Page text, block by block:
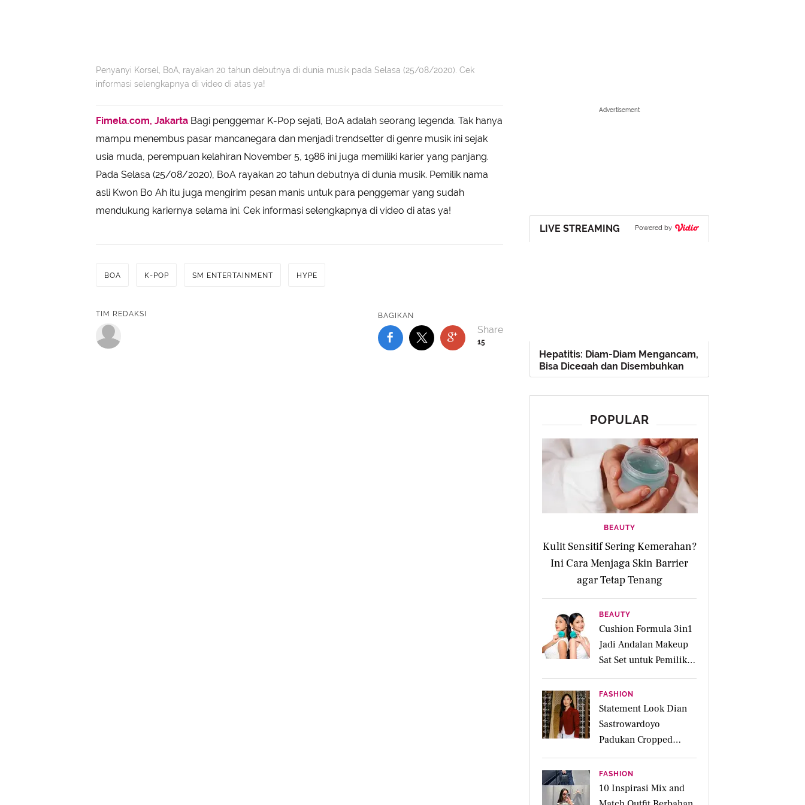
Penyanyi Korsel, BoA, rayakan 20 tahun debutnya di dunia musik pada Selasa (25/08/2020). Cek
informasi selengkapnya di video di atas ya!
Fimela.com, Jakarta Bagi penggemar K-Pop sejati, BoA adalah seorang legenda. Tak hanya
mampu menembus pasar mancanegara dan menjadi trendsetter di genre musik ini sejak
usia muda, perempuan kelahiran November 5, 1986 ini juga memiliki karier yang panjang.
Pada Selasa (25/08/2020), BoA rayakan 20 tahun debutnya di dunia musik. Pemilik nama
asli Kwon Bo Ah itu juga mengirim pesan manis untuk para penggemar yang sudah
mendukung kariernya selama ini. Cek informasi selengkapnya di video di atas ya!
BOA K-POP SM ENTERTAINMENT HYPE
TIM REDAKSI BAGIKAN
15
Advertisement
LIVE STREAMING Powered by
Hepatitis: Diam-Diam Mengancam,
Bisa Dicegah dan Disembuhkan
POPULAR
BEAUTY
Kulit Sensitif Sering Kemerahan?
Ini Cara Menjaga Skin Barrier
agar Tetap Tenang
BEAUTY
Cushion Formula 3in1
Jadi Andalan Makeup
Sat Set untuk Pemilik
Kulit Acne Prone
FASHION
Statement Look Dian
Sastrowardoyo
Padukan Cropped
Beskap dan Ripped
Jeans, Hadirkan Pesona
Kartini yang Edgy
FASHION
10 Inspirasi Mix and